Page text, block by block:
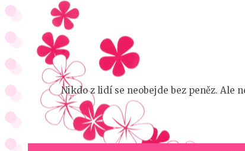
Přeskočit
obsah
(stiskněte
Enter)
Nikdo z lidí se neobejde bez peněz. Ale